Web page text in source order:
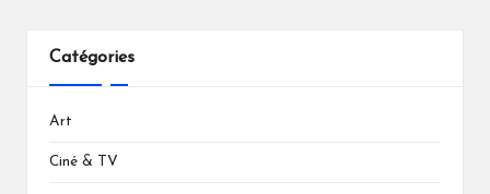
Catégories
Art
Ciné & TV